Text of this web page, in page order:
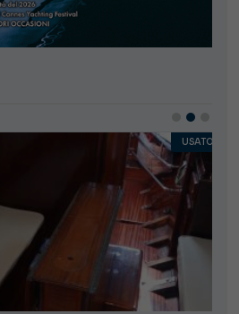
USATO